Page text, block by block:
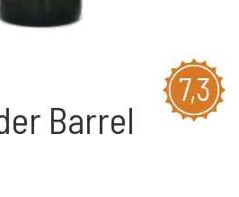
7,3
Barrel